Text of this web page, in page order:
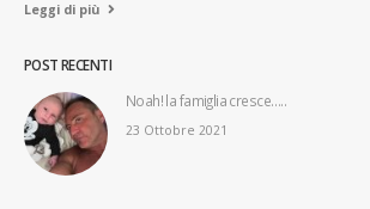
Leggi di più
POST RECENTI
Noah! la famiglia cresce…..
23 Ottobre 2021